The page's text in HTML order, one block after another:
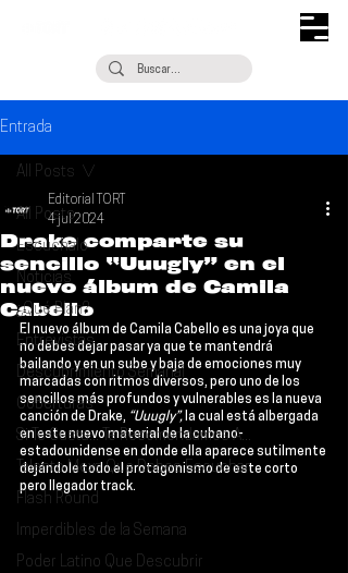
Entrada
All Posts
Escúchalo
Noticias
¿Qué Plan?
Entrevistas
Descubrimiento Semanal
Coberturas
Si Te Gusta... Te Recomendamos A...
Talento Mexa Que Debes Escuchar
Flash Round
Imperdibles de la Semana
Poder Latino Que Descubrir
All Posts
Drake comparte su
sencillo “Uuugly” en el
nuevo álbum de Camila
Cabello
Editorial TORT
4 jul 2024
El nuevo álbum de Camila Cabello es una joya que
no debes dejar pasar ya que te mantendrá
bailando y en un sube y baja de emociones muy
marcadas con ritmos diversos, pero uno de los
sencillos más profundos y vulnerables es la nueva
canción de Drake, “Uuugly”, la cual está albergada
en este nuevo material de la cubano-
estadounidense en donde ella aparece sutilmente
dejándole todo el protagonismo de este corto
pero llegador track.